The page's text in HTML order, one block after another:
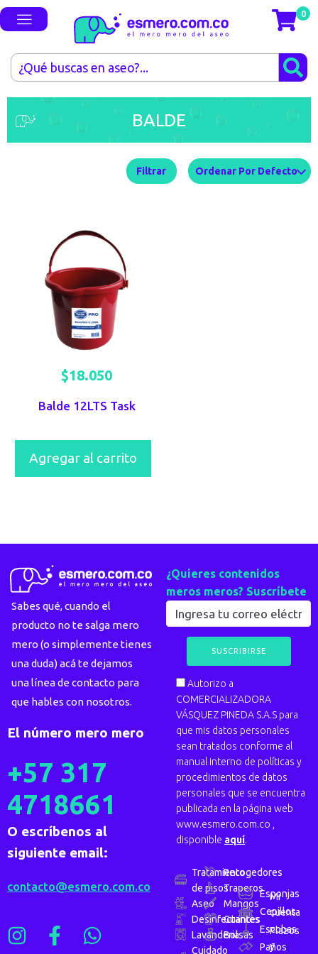
0
BALDE
Filtrar
Balde 12LTS Task
$18.050
Agregar al carrito
Sabes qué, cuando el
producto no te salga mero
mero (o simplemente tienes
una duda) acá te dejamos
una línea de contacto para
que hables con nosotros.
El número mero mero
+57 317
4718661
O escríbenos al
siguiente email:
contacto@esmero.com.co
¿Quieres contenidos
meros meros? Suscríbete
Autorizo a
COMERCIALIZADORA
VÁSQUEZ PINEDA S.A.S para
que mis datos personales
sean tratados conforme al
manual interno de políticas y
procedimientos de datos
personales que se encuentra
publicada en la página web
www.esmero.com.co ,
disponible aquí.
Tratamiento
de pisos
Aseo
Desinfectantes
Lavanderia
Cuidado
Recogedores
Traperos
Mangos
Guantes
Bolsas
Esponjas
Cepillos
Escobas
Paños
Mi
cuenta
Plazos
y